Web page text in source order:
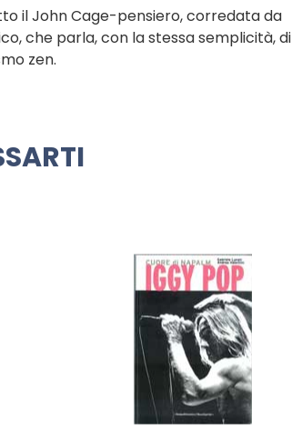
il John Cage-pensiero, corredata da
che parla, con la stessa semplicità, di
zen.